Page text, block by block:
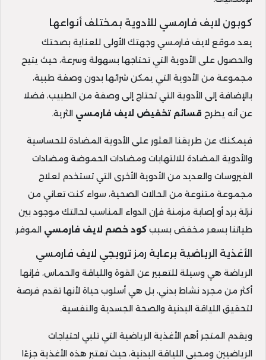
كوبون لايف فارمسي للأدوية بمختلف أنواعها
يعد موقع لايف فارمسي وجهتك الأولى للعناية بصحتك
والحصول على الأدوية التي تحتاجها بسهولة وسرعة، حيث يتيح
مجموعة من الأدوية التي يمكن شرائها بدون وصفة طبية،
بالإضافة إلى الأدوية التي تحتاج إلى وصفة من الطبيب، فضلا
عن أنه يطرح قسائم تخفيض لايف فارمسي الثرية.
فيمكنك عن طريقنا العثور على الأدوية المضادة للحساسية
والأدوية المضادة للالتهابات ومضادات الحموضة ومضادات
الفيروسات والعديد من الأدوية الأخرى التي تستخدم لعلاج
مجموعة متنوعة من الحالات الصحية، سواء كنت تعاني من
نزلة برد أو إصابة مزمنة فإن الدواء المناسب لحالتك موجود بين
طياتنا بسعر مخفض بسبب كود خصم لايف فارمسي الموفر.
الأغذية الرياضية برعاية رمز ترويجي لايف فارمسي
الرياضة هي وسيلة للتعبير عن القوة واللياقة والحماس، فإنها
أكثر من مجرد نشاط بدني، بل هي أسلوب حياة لأنها تقدم فرصة
لتحقيق اللياقة البدنية والصحة الجسدية والنفسية.
ويقدم المتجر أهم الأغذية الرياضية التي تلبي احتياجات
الرياضيين ومحبي اللياقة البدنية، حيث تعتبر هذه الأغذية جزءًا